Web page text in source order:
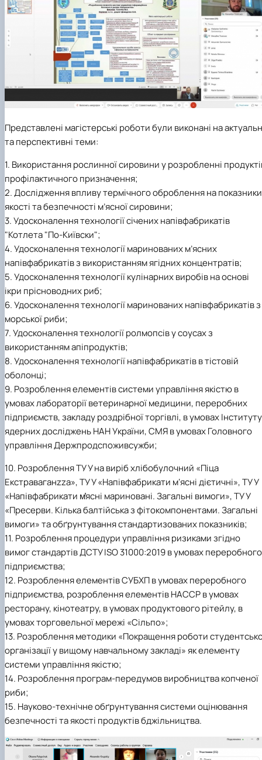
Представлені магістерські роботи були виконані на
та перспективні теми:
1. Використання рослинної сировини у розробленні
профілактичного призначення;
2. Дослідження впливу термічного оброблення на показники
якості та безпечності м’ясної сировини;
3. Удосконалення технології січених напівфабрикатів
"Котлета "По-Київски";
4. Удосконалення технології маринованих м’ясних
напівфабрикатів з використанням ягідних концентратів;
5. Удосконалення технології кулінарних виробів на основі
ікри прісноводних риб;
6. Удосконалення технології маринованих напівфабрикатів з
морської риби;
7. Удосконалення технології ролмопсів у соусах з
використанням апіпродуктів;
8. Удосконалення технології напівфабрикатів в тістовій
оболонці;
9. Розроблення елементів системи управління якістю в
умовах лабораторії ветеринарної медицини, переробних
підприємств, закладу роздрібної торгівлі, в умовах Інституту
ядерних досліджень НАН України, СМЯ в умовах Головного
управління Держпродспоживсужби;
10. Розроблення ТУ У на виріб хлібобулочний «Піца
Екстраваганzza», ТУ У «Напівфабрикати м‘ясні дієтичні», ТУ У
«Напівфабрикати м̓ясні мариновані. Загальні вимоги», ТУ У
«Пресерви. Кілька балтійська з фітокомпонентами. Загальні
вимоги» та обґрунтування стандартизованих показників;
11. Розроблення процедури управління ризиками згідно
вимог стандартів ДСТУ ISO 31000:2019 в умовах переробного
підприємства;
12. Розроблення елементів СУБХП в умовах переробного
підприємства, розроблення елементів НАССР в умовах
ресторану, кінотеатру, в умовах продуктового рітейлу, в
умовах торговельної мережі «Сільпо»;
13. Розроблення методики «Покращення роботи
організації у вищому навчальному закладі» як елементу
системи управління якістю;
14. Розроблення програм-передумов виробництва копченої
риби;
15. Науково-технічне обґрунтування системи оцінювання
безпечності та якості продуктів бджільництва.